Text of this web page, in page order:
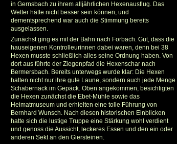
in Gernsbach zu ihrem alljährlichen Hexenausflug. Das
Wetter hätte nicht besser sein können, und
dementsprechend war auch die Stimmung bereits
ausgelassen.
Zunächst ging es mit der Bahn nach Forbach. Gut, dass die
hauseigenen Kontrolleurinnen dabei waren, denn bei 38
Hexen musste schließlich alles seine Ordnung haben. Von
dort aus führte der Ziegenpfad die Hexenschar nach
Bermersbach. Bereits unterwegs wurde klar: Die Hexen
hatten nicht nur ihre gute Laune, sondern auch jede Menge
Schabernack im Gepäck. Oben angekommen, besichtigten
die Hexen zunächst die Ebet-Mühle sowie das
Heimatmuseum und erhielten eine tolle Führung von
Bernhard Wunsch. Nach diesen historischen Einblicken
hatte sich die lustige Truppe eine Stärkung wohl verdient
und genoss die Aussicht, leckeres Essen und den ein oder
anderen Sekt an den Giersteinen.